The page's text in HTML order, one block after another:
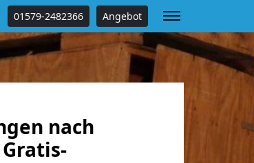
01579-2482366 Angebot
nach